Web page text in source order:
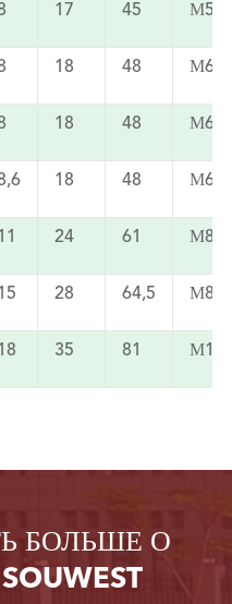
17 45 М5
18 48 М6
18 48 М6
18 48 М6
24 61 М8
28 64,5 М8
35 81 М10
БОЛЬШЕ О